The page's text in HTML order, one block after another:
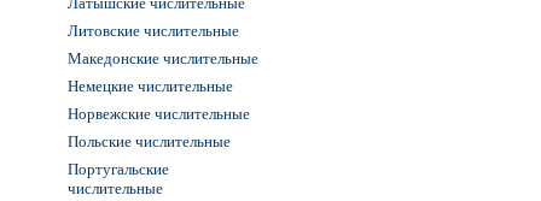
Литовские числительные
Македонские числительные
Немецкие числительные
Норвежские числительные
Польские числительные
Португальские
числительные